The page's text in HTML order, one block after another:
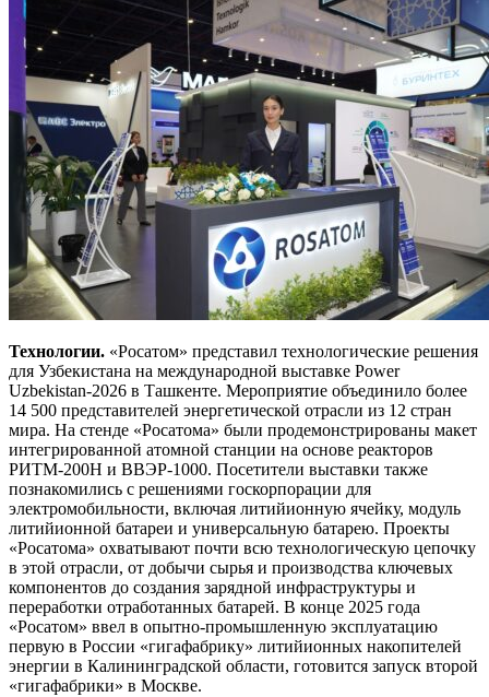
Технологии. «Росатом» представил технологические решения
для Узбекистана на международной выставке Power
Uzbekistan-2026 в Ташкенте. Мероприятие объединило более
14 500 представителей энергетической отрасли из 12 стран
мира. На стенде «Росатома» были продемонстрированы макет
интегрированной атомной станции на основе реакторов
РИТМ-200Н и ВВЭР-1000. Посетители выставки также
познакомились с решениями госкорпорации для
электромобильности, включая литийионную ячейку, модуль
литийионной батареи и универсальную батарею. Проекты
«Росатома» охватывают почти всю технологическую цепочку
в этой отрасли, от добычи сырья и производства ключевых
компонентов до создания зарядной инфраструктуры и
переработки отработанных батарей. В конце 2025 года
«Росатом» ввел в опытно-промышленную эксплуатацию
первую в России «гигафабрику» литийионных накопителей
энергии в Калининградской области, готовится запуск второй
«гигафабрики» в Москве.